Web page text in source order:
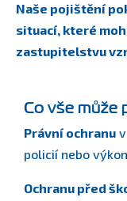
Naše pojištění
situací, které
zastupitelstvu
Co vše může
Právní ochranu
policií nebo
Ochranu před